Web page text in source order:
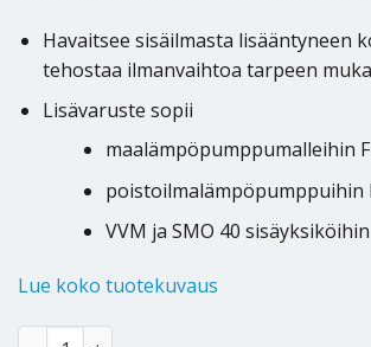
Havaitsee sisäilmasta lisääntyneen
tehostaa ilmanvaihtoa tarpeen
Lisävaruste sopii
maalämpöpumppumalleihin
poistoilmalämpöpumppuihin
VVM ja SMO 40 sisäyksiköihin
Lue koko tuotekuvaus
Kosteusanturi Nibe HTS40 määrä